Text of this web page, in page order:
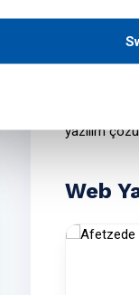
Bizimle
yazılım
Web